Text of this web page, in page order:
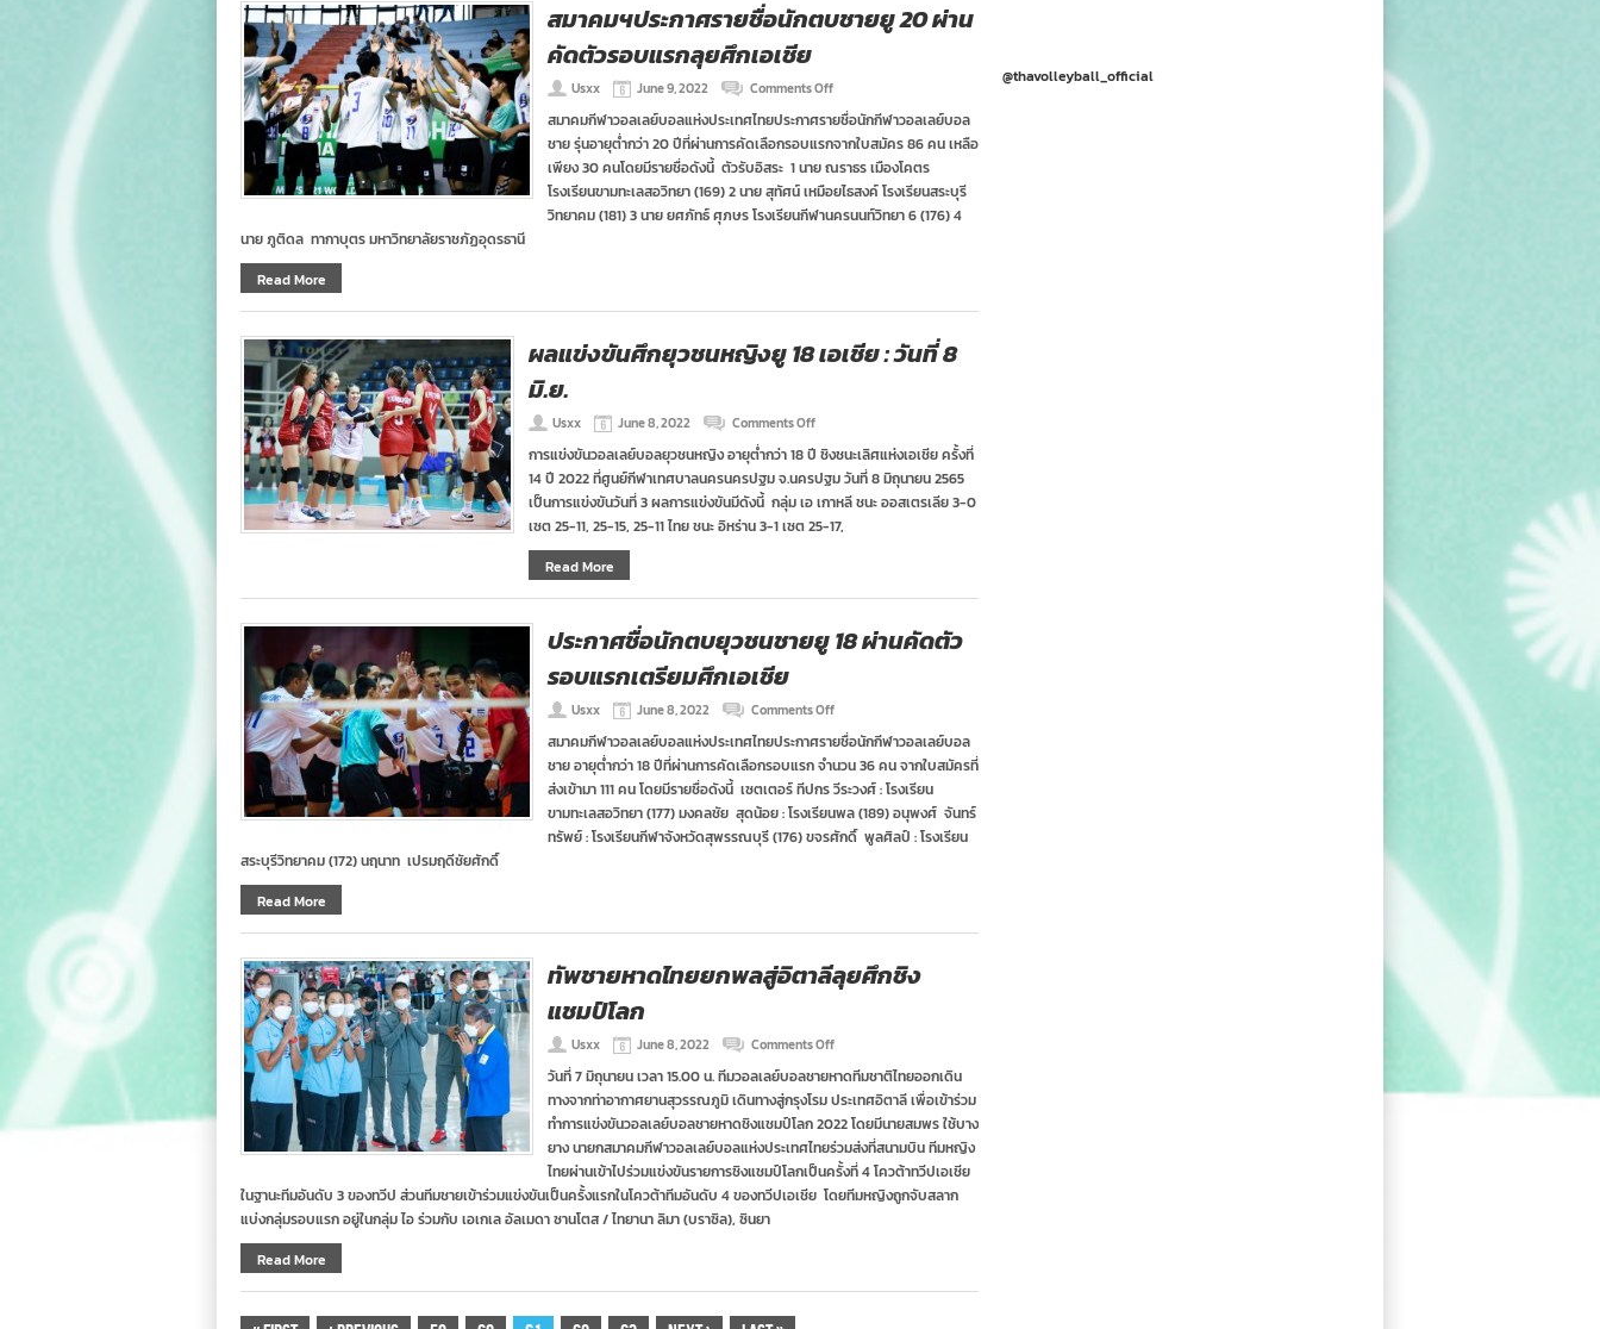
9
สมาคมฯประกาศรายชื่อนักตบชายยู 20 ผ่าน
คัดตัวรอบแรกลุยศึกเอเชีย
Usxx June 9, 2022 Comments Offon
คมฯ
ประกาศ
ราย
ชื่อ
นัก
ตบ
คัด
รอบ
สมาคมกีฬาวอลเลย์บอลแห่งประเทศไทยประกาศรายชื่อนักกีฬาวอลเลย์บอล
ชาย รุ่นอายุต่ำกว่า 20 ปีที่ผ่านการคัดเลือกรอบแรกจากใบสมัคร 86 คน เหลือ
เพียง 30 คนโดยมีรายชื่อดังนี้ ตัวรับอิสระ 1 นาย ณราธร เมืองโคตร
โรงเรียนขามทะเลสอวิทยา (169) 2 นาย สุทัศน์ เหมือยไธสงค์ โรงเรียนสระบุรี
วิทยาคม (181) 3 นาย ยศภัทธ์ ศุภษร โรงเรียนกีฬานครนนท์วิทยา 6 (176) 4
นาย ภูติดล ทากาบุตร มหาวิทยาลัยราชภัฏอุดรธานี
Read More
ผลแข่งขันศึกยุวชนหญิงยู 18 เอเชีย : วันที่ 8
มิ.ย.
Usxx June 8, 2022 Comments Offon
แข่งขัน
ศึก
ยุวชน
ยู
8
การแข่งขันวอลเลย์บอลยุวชนหญิง อายุต่ำกว่า 18 ปี ชิงชนะเลิศแห่งเอเชีย ครั้งที่
14 ปี 2022 ที่ศูนย์กีฬาเทศบาลนครนครปฐม จ.นครปฐม วันที่ 8 มิถุนายน 2565
เป็นการแข่งขันวันที่ 3 ผลการแข่งขันมีดังนี้ กลุ่ม เอ เกาหลี ชนะ ออสเตรเลีย 3-0
เซต 25-11, 25-15, 25-11 ไทย ชนะ อิหร่าน 3-1 เซต 25-17,
Read More
ประกาศชื่อนักตบยุวชนชายยู 18 ผ่านคัดตัว
รอบแรกเตรียมศึกเอเชีย
Usxx June 8, 2022 Comments Offon
ชื่อ
นัก
ตบ
ชาย
ยู
รอบ
เตรียม
ศึก
สมาคมกีฬาวอลเลย์บอลแห่งประเทศไทยประกาศรายชื่อนักกีฬาวอลเลย์บอล
ชาย อายุต่ำกว่า 18 ปีที่ผ่านการคัดเลือกรอบแรก จำนวน 36 คน จากใบสมัครที่
ส่งเข้ามา 111 คน โดยมีรายชื่อดังนี้ เซตเตอร์ ทีปกร วีระวงศ์ : โรงเรียน
ขามทะเลสอวิทยา (177) มงคลชัย สุดน้อย : โรงเรียนพล (189) อนุพงศ์ จันทร์
ทรัพย์ : โรงเรียนกีฬาจังหวัดสุพรรณบุรี (176) ขจรศักดิ์ พูลศิลป์ : โรงเรียน
สระบุรีวิทยาคม (172) นฤนาท เปรมฤดีชัยศักดิ์
Read More
ทัพชายหาดไทยยกพลสู่อิตาลีลุยศึกชิง
แชมป์โลก
Usxx June 8, 2022 Comments Offon
ชายหาด
ไทย
ยก
พล
สู่
อิตาลี
ลุย
วันที่ 7 มิถุนายน เวลา 15.00 น. ทีมวอลเลย์บอลชายหาดทีมชาติไทยออกเดิน
ทางจากท่าอากาศยานสุวรรณภูมิ เดินทางสู่กรุงโรม ประเทศอิตาลี เพื่อเข้าร่วม
ทำการแข่งขันวอลเลย์บอลชายหาดชิงแชมป์โลก 2022 โดยมีนายสมพร ใช้บาง
ยาง นายกสมาคมกีฬาวอลเลย์บอลแห่งประเทศไทยร่วมส่งที่สนามบิน ทีมหญิง
ไทยผ่านเข้าไปร่วมแข่งขันรายการชิงแชมป์โลกเป็นครั้งที่ 4 โควต้าทวีปเอเชีย
ในฐานะทีมอันดับ 3 ของทวีป ส่วนทีมชายเข้าร่วมแข่งขันเป็นครั้งแรกในโควต้าทีมอันดับ 4 ของทวีปเอเชีย โดยทีมหญิงถูกจับสลาก
แบ่งกลุ่มรอบแรก อยู่ในกลุ่ม ไอ ร่วมกับ เอเกเล อัลเมดา ซานโตส / ไทยานา ลิมา (บราซิล), ซินยา
Read More
@thavolleyball_official